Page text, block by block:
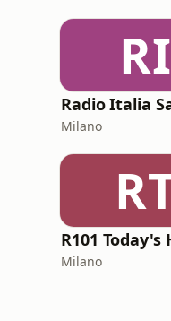
RI
Radio Italia
Milano
R101 Today's
Milano